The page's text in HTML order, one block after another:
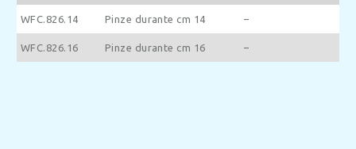
WFC.826.14 Pinze durante cm 14 –
WFC.826.16 Pinze durante cm 16 –